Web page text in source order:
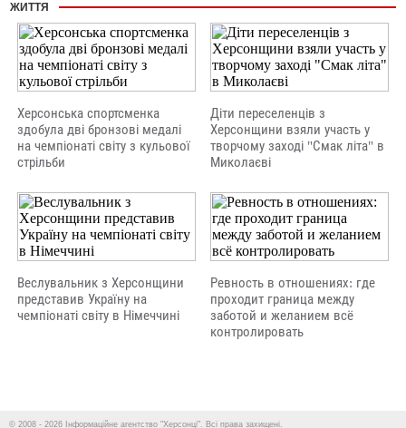
ЖИТТЯ
Херсонська спортсменка
здобула дві бронзові медалі
на чемпіонаті світу з кульової
стрільби
Діти переселенців з
Херсонщини взяли участь у
творчому заході "Смак літа" в
Миколаєві
Веслувальник з Херсонщини
представив Україну на
чемпіонаті світу в Німеччині
Ревность в отношениях: где
проходит граница между
заботой и желанием всё
контролировать
© 2008 - 2026 Інформаційне агентство "Херсонці". Всі права захищені.